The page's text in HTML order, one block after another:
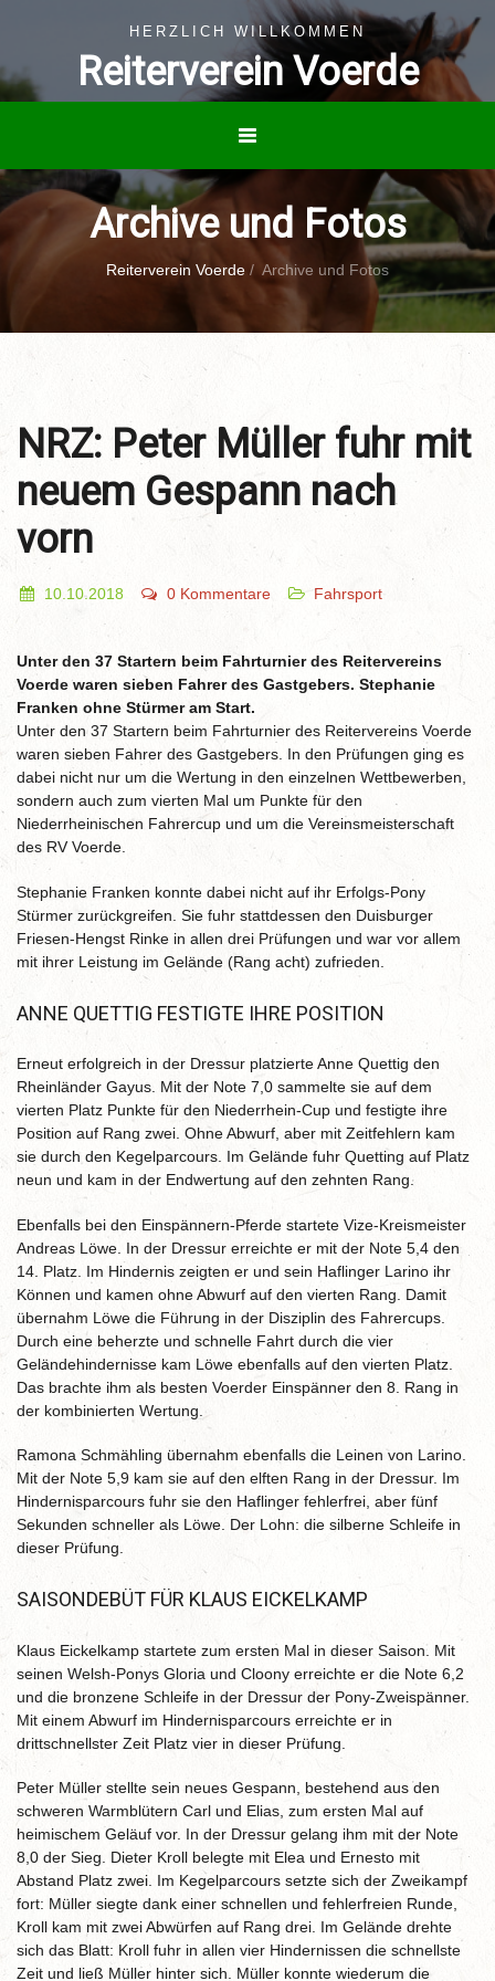
HERZLICH WILLKOMMEN
Reiterverein Voerde
Archive und Fotos
Reiterverein Voerde / Archive und Fotos
NRZ: Peter Müller fuhr mit
neuem Gespann nach
vorn
10.10.2018 0 Kommentare Fahrsport
Unter den 37 Startern beim Fahrturnier des Reitervereins
Voerde waren sieben Fahrer des Gastgebers. Stephanie
Franken ohne Stürmer am Start.
Unter den 37 Startern beim Fahrturnier des Reitervereins Voerde
waren sieben Fahrer des Gastgebers. In den Prüfungen ging es
dabei nicht nur um die Wertung in den einzelnen Wettbewerben,
sondern auch zum vierten Mal um Punkte für den
Niederrheinischen Fahrercup und um die Vereinsmeisterschaft
des RV Voerde.
Stephanie Franken konnte dabei nicht auf ihr Erfolgs-Pony
Stürmer zurückgreifen. Sie fuhr stattdessen den Duisburger
Friesen-Hengst Rinke in allen drei Prüfungen und war vor allem
mit ihrer Leistung im Gelände (Rang acht) zufrieden.
ANNE QUETTIG FESTIGTE IHRE POSITION
Erneut erfolgreich in der Dressur platzierte Anne Quettig den
Rheinländer Gayus. Mit der Note 7,0 sammelte sie auf dem
vierten Platz Punkte für den Niederrhein-Cup und festigte ihre
Position auf Rang zwei. Ohne Abwurf, aber mit Zeitfehlern kam
sie durch den Kegelparcours. Im Gelände fuhr Quetting auf Platz
neun und kam in der Endwertung auf den zehnten Rang.
Ebenfalls bei den Einspännern-Pferde startete Vize-Kreismeister
Andreas Löwe. In der Dressur erreichte er mit der Note 5,4 den
14. Platz. Im Hindernis zeigten er und sein Haflinger Larino ihr
Können und kamen ohne Abwurf auf den vierten Rang. Damit
übernahm Löwe die Führung in der Disziplin des Fahrercups.
Durch eine beherzte und schnelle Fahrt durch die vier
Geländehindernisse kam Löwe ebenfalls auf den vierten Platz.
Das brachte ihm als besten Voerder Einspänner den 8. Rang in
der kombinierten Wertung.
Ramona Schmähling übernahm ebenfalls die Leinen von Larino.
Mit der Note 5,9 kam sie auf den elften Rang in der Dressur. Im
Hindernisparcours fuhr sie den Haflinger fehlerfrei, aber fünf
Sekunden schneller als Löwe. Der Lohn: die silberne Schleife in
dieser Prüfung.
SAISONDEBÜT FÜR KLAUS EICKELKAMP
Klaus Eickelkamp startete zum ersten Mal in dieser Saison. Mit
seinen Welsh-Ponys Gloria und Cloony erreichte er die Note 6,2
und die bronzene Schleife in der Dressur der Pony-Zweispänner.
Mit einem Abwurf im Hindernisparcours erreichte er in
drittschnellster Zeit Platz vier in dieser Prüfung.
Peter Müller stellte sein neues Gespann, bestehend aus den
schweren Warmblütern Carl und Elias, zum ersten Mal auf
heimischem Geläuf vor. In der Dressur gelang ihm mit der Note
8,0 der Sieg. Dieter Kroll belegte mit Elea und Ernesto mit
Abstand Platz zwei. Im Kegelparcours setzte sich der Zweikampf
fort: Müller siegte dank einer schnellen und fehlerfreien Runde,
Kroll kam mit zwei Abwürfen auf Rang drei. Im Gelände drehte
sich das Blatt: Kroll fuhr in allen vier Hindernissen die schnellste
Zeit und ließ Müller hinter sich. Müller konnte wiederum die